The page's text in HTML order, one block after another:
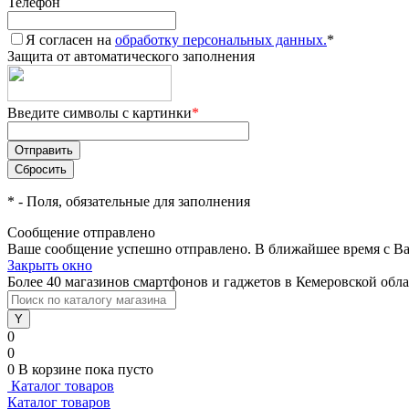
Я согласен на обработку персональных данных.*
Защита от автоматического заполнения
Введите символы с картинки*
* - Поля, обязательные для заполнения
Сообщение отправлено
Ваше сообщение успешно отправлено. В ближайшее время с
Закрыть окно
Более 40 магазинов смартфонов и гаджетов в Кемеровской
0
0
0 В корзине пока пусто
Каталог товаров
Каталог товаров